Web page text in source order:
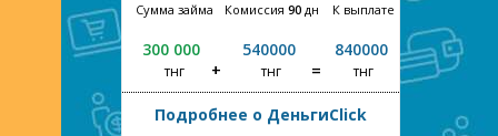
Сумма займа
300 000
тнг
Комиссия 90дн
540000
тнг
К выплате
840000
тнг
Подробнее о ДеньгиClick